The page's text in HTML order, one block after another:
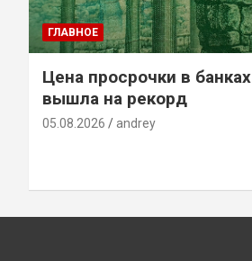
ГЛАВНОЕ
Цена просрочки в банках
вышла на рекорд
05.08.2026 andrey